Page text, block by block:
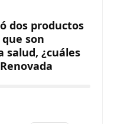
dos productos
son
salud, ¿cuáles